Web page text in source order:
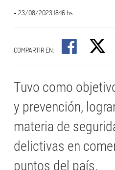
- 23/08/2023 18:16 hs
COMPARTIR EN:
Tuvo como
y prevención,
materia de
delictivas en
puntos del país.